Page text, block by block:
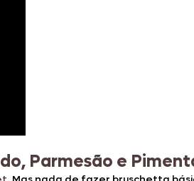
Parmesão e